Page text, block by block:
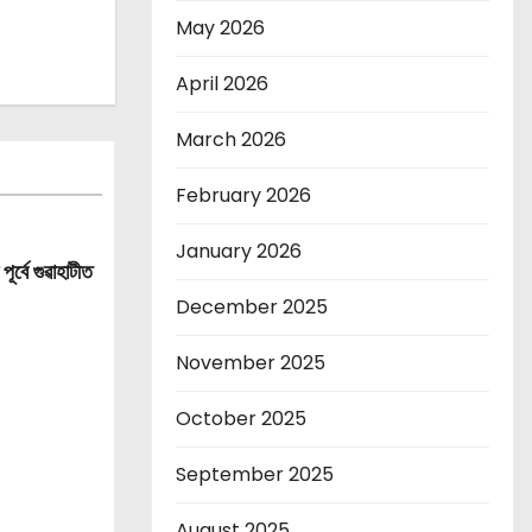
গুৱাহাটীত
May 2026
April 2026
March 2026
February 2026
January 2026
December 2025
November 2025
October 2025
September 2025